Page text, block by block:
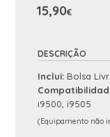
15,90€
DESCRIÇÃO
Inclui: Bolsa
i9500, i9505
(Equipamento não